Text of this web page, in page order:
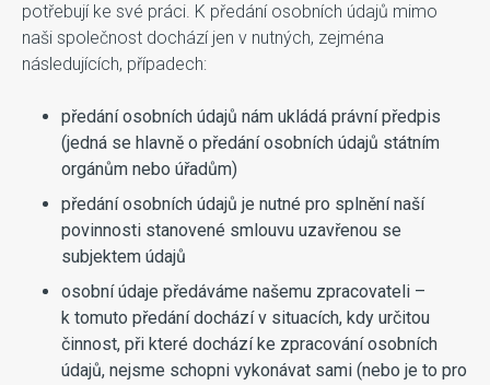
potřebují ke své práci. K předání osobních údajů mimo
naši společnost dochází jen v nutných, zejména
následujících, případech:
předání osobních údajů nám ukládá právní předpis
(jedná se hlavně o předání osobních údajů státním
orgánům nebo úřadům)
předání osobních údajů je nutné pro splnění naší
povinnosti stanovené smlouvu uzavřenou se
subjektem údajů
osobní údaje předáváme našemu zpracovateli –
k tomuto předání dochází v situacích, kdy určitou
činnost, při které dochází ke zpracování osobních
údajů, nejsme schopni vykonávat sami (nebo je to pro